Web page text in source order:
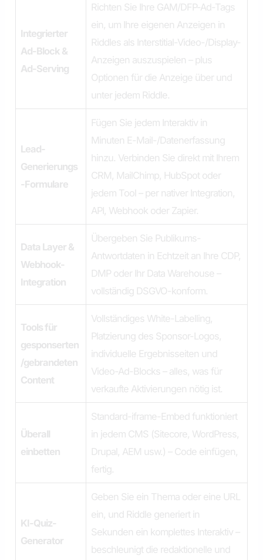
Integrierter
Ad-Block &
Ad-Serving
Richten Sie Ihre GAM/DFP-Ad-Tags
ein, um Ihre eigenen Anzeigen in
Riddles als Interstitial-Video-/Display-
Anzeigen auszuspielen – plus
Optionen für die Anzeige über und
unter jedem Riddle.
Lead-
Generierungs
-Formulare
Fügen Sie jedem Interaktiv in
Minuten E-Mail-/Datenerfassung
hinzu. Verbinden Sie direkt mit Ihrem
CRM, MailChimp, HubSpot oder
jedem Tool – per nativer Integration,
API, Webhook oder Zapier.
Data Layer &
Webhook-
Integration
Übergeben Sie Publikums-
Antwortdaten in Echtzeit an Ihre CDP,
DMP oder Ihr Data Warehouse –
vollständig DSGVO-konform.
Tools für
gesponserten
/gebrandeten
Content
Vollständiges White-Labelling,
Platzierung des Sponsor-Logos,
individuelle Ergebnisseiten und
Video-Ad-Blocks – alles, was für
verkaufte Aktivierungen nötig ist.
Überall
einbetten
Standard-iframe-Embed funktioniert
in jedem CMS (Sitecore, WordPress,
Drupal, AEM usw.) – Code einfügen,
fertig.
KI-Quiz-
Generator
Geben Sie ein Thema oder eine URL
ein, und Riddle generiert in
Sekunden ein komplettes Interaktiv –
beschleunigt die redaktionelle und